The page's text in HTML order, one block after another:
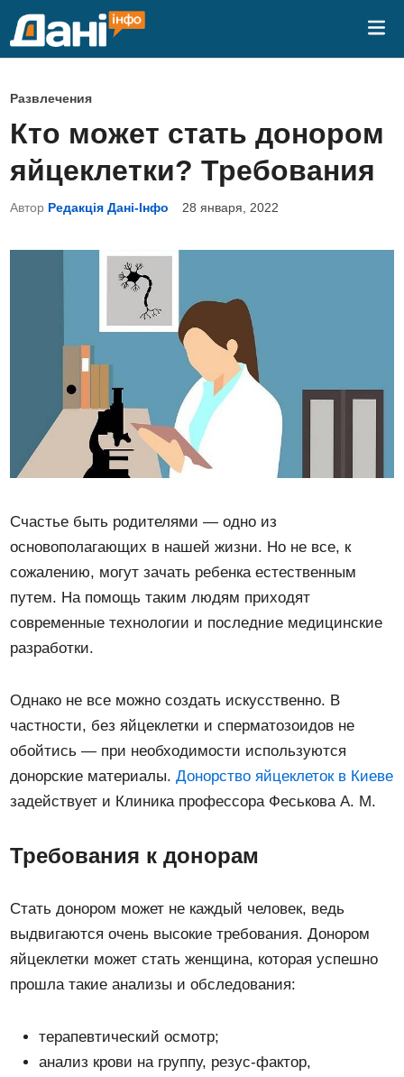
О
п
у
б
к
Развлечения
Кто может стать донором
яйцеклетки? Требования
Автор Редакція Дані-Інфо 28 января, 2022
Счастье быть родителями — одно из
основополагающих в нашей жизни. Но не все, к
сожалению, могут зачать ребенка естественным
путем. На помощь таким людям приходят
современные технологии и последние медицинские
разработки.
Однако не все можно создать искусственно. В
частности, без яйцеклетки и сперматозоидов не
обойтись — при необходимости используются
донорские материалы.Донорство яйцеклеток в Киеве
задействует и Клиника профессора Феськова А. М.
Требования к донорам
Стать донором может не каждый человек, ведь
выдвигаются очень высокие требования. Донором
яйцеклетки может стать женщина, которая успешно
прошла такие анализы и обследования:
терапевтический осмотр;
анализ крови на группу, резус-фактор,